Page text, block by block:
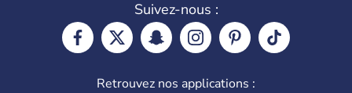
Suivez-nous :
Retrouvez nos applications :